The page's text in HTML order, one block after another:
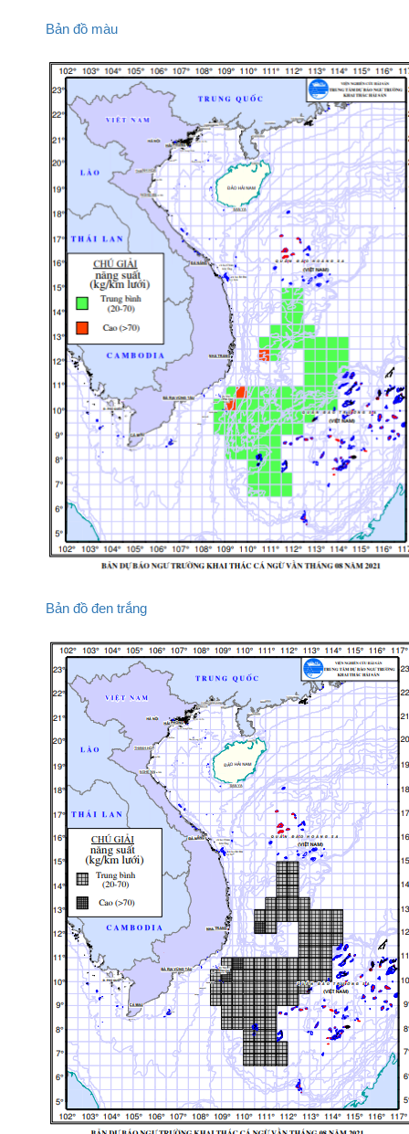
Bản đồ màu
Bản đồ đen trắng